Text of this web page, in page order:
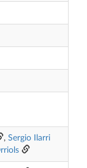
, Sergio Ilarri